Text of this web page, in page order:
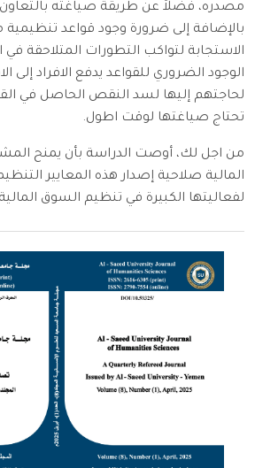
مصدره، فضلاً عن طريقة صياغته بالتعاون
بالإضافة إلى ضرورة وجود قواعد
الاستجابة لتواكب التطورات المتلاحقة في
الوجود الضروري للقواعد يدفع الافراد إلى
لحاجتهم إليها لسد النقص الحاصل في
تحتاج صياغتها لوقت اطول.
من اجل لك، أوصت الدراسة بأن يمنح
المالية صلاحية إصدار هذه المعايير
لفعاليتها الكبيرة في تنظيم السوق